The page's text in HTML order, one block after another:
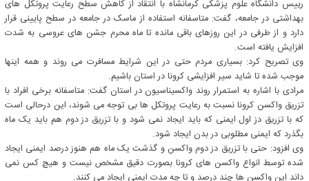
رییس دانشگاه علوم پزشکی کرمانشاه با انتقاد از کاهش سطح رعایت پروتکل های
بهداشتی در جامعه، گفت: متاسفانه استفاده از ماسک در جامعه در سطح پایینی قرار
دارد و از طرفی در این روزهای باقی مانده تا ماه محرم جشن های عروسی به شدت
افزایش یافته است.
وی تصریح کرد: بسیاری مردم حتی در این شرایط مسافرت می روند و همه اینها
موجب شده تا شاید سیر افزایشی کرونا در استان باشیم.
مرادی با اشاره به استمرار روند واکسیناسیون در استان گفت: متاسفانه برخی افراد با
تزریق واکسن کرونا نسبت به رعایت پروتکل ها بی توجه می شوند، این درحالی است
که با تزریق دز اول ایمنی که باید ایجاد نمی شود و با تزریق دز دوم هم باید یک ماه
بگذرد که ایمنی مطلوبی در بدن ایجاد شود.
وی افزود: حتی با تزریق دز دوم واکسن و گذشت یک ماه هم هنوز درصد ایمنی ایجاد
شده توسط انواع واکسن های کرونا بصورت دقیق مشخص نیست و هیچ کس نمی
داند این واکسن ها چند درصد و تا چه مدت ایمنی ایجاد می کنند.